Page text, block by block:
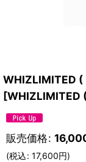
WHIZLIMITED (
[WHIZLIMITED
販売価格:
(税込: 17,600円)